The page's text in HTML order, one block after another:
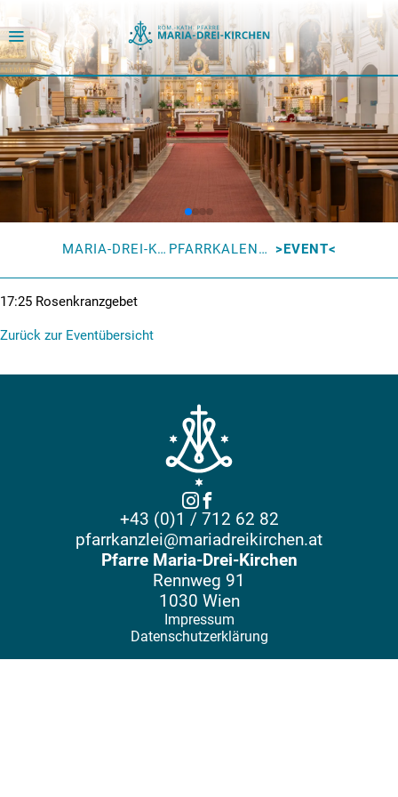
MARIA-DREI-KIRCHEN PFARRKALENDER EVENT
17:25 Rosenkranzgebet
Zurück zur Eventübersicht
+43 (0)1 / 712 62 82
pfarrkanzlei@mariadreikirchen.at
Pfarre Maria-Drei-Kirchen
Rennweg 91
1030 Wien
Impressum
Datenschutzerklärung